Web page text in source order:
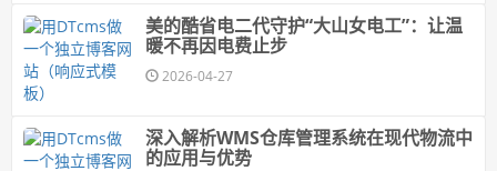
美的酷省电二代守护“大山女电工”：让温
暖不再因电费止步
2026-04-27
深入解析WMS仓库管理系统在现代物流中
的应用与优势